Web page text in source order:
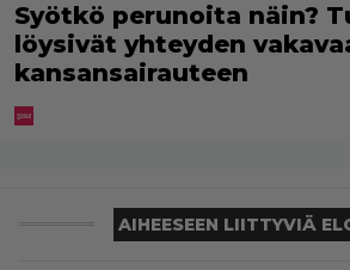
Syötkö perunoita näin?
löysivät yhteyden
kansansairauteen
AIHEESEEN LIITTYVIÄ